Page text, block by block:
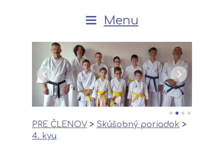
Menu
PRE ČLENOV > Skúšobný poriadok >
4. kyu